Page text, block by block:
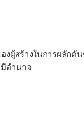
งผู้สร้างในการผลักดั
อำนาจ